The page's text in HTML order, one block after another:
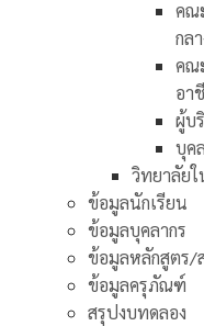
คณ
กล
คณ
อา
ผู้บ
บุค
วิทยาลัยใ
ข้อมูลนักเรียน
ข้อมูลบุคลากร
ข้อมูลหลักสูตร/
ข้อมูลครุภัณฑ์
สรุปงบทดลอง